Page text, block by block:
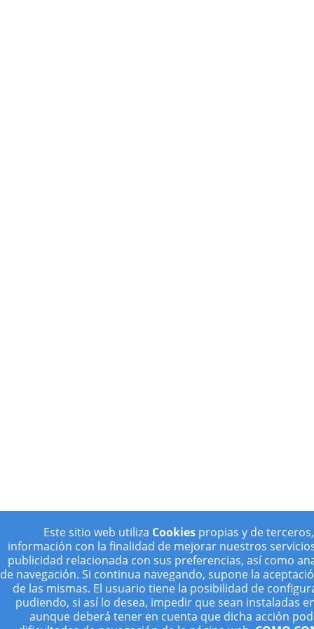
Este sitio web utiliza Cookies propias y de
información con la finalidad de mejorar nuestros
publicidad relacionada con sus preferencias, así como
de navegación. Si continua navegando, supone la
de las mismas. El usuario tiene la posibilidad de
pudiendo, si así lo desea, impedir que sean instaladas
aunque deberá tener en cuenta que dicha acción